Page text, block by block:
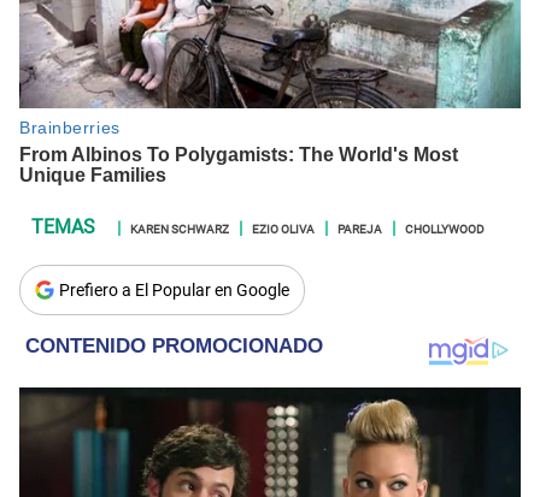
KAREN SCHWARZ EZIO OLIVA PAREJA CHOLLYWOOD
Prefiero a El Popular en Google